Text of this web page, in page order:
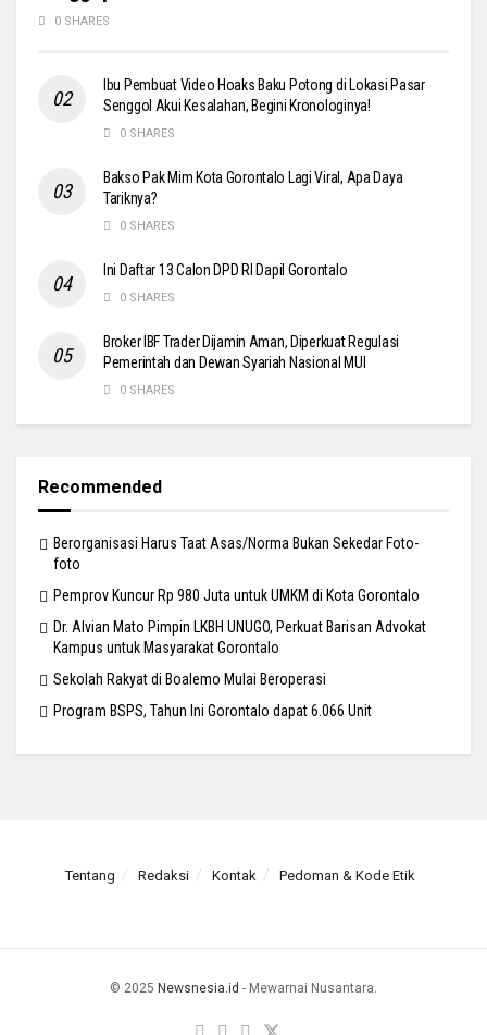
0 SHARES
Ibu Pembuat Video Hoaks Baku Potong di Lokasi Pasar
Senggol Akui Kesalahan, Begini Kronologinya!
0 SHARES
Bakso Pak Mim Kota Gorontalo Lagi Viral, Apa Daya
Tariknya?
0 SHARES
Ini Daftar 13 Calon DPD RI Dapil Gorontalo
0 SHARES
Broker IBF Trader Dijamin Aman, Diperkuat Regulasi
Pemerintah dan Dewan Syariah Nasional MUI
0 SHARES
Recommended
Berorganisasi Harus Taat Asas/Norma Bukan Sekedar Foto-
foto
Pemprov Kuncur Rp 980 Juta untuk UMKM di Kota Gorontalo
Dr. Alvian Mato Pimpin LKBH UNUGO, Perkuat Barisan Advokat
Kampus untuk Masyarakat Gorontalo
Sekolah Rakyat di Boalemo Mulai Beroperasi
Program BSPS, Tahun Ini Gorontalo dapat 6.066 Unit
Tentang Redaksi Kontak Pedoman & Kode Etik
© 2025 Newsnesia.id - Mewarnai Nusantara.